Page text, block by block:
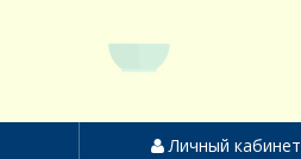
Личный кабинет